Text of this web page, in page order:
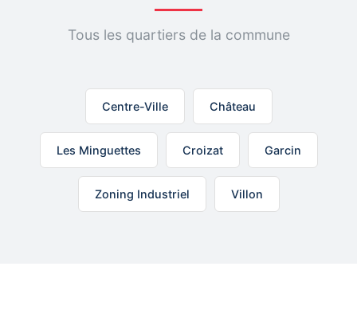
Tous les quartiers de la commune
Centre-Ville Château
Les Minguettes Croizat Garcin
Zoning Industriel Villon